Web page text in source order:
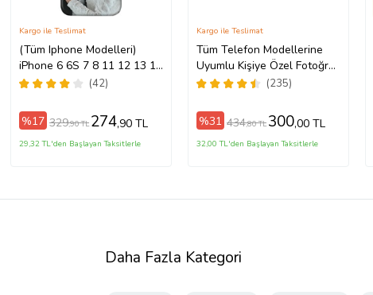
(Tüm Iphone Modelleri)
iPhone 6 6S 7 8 11 12 13 14
15 16 17 Pro Max Plus Mini
Fotoğraflı Kılıf
(42)
Kargo ile Teslimat
%17 329,90 TL 274,90 TL
29,32 TL'den Başlayan Taksitlerle
Tüm Telefon Modellerine
Uyumlu Kişiye Özel Fotoğraf
Baskılı Telefon Kılıfı
(235)
Kargo ile Teslimat
%31 434,80 TL 300,00 TL
32,00 TL'den Başlayan Taksitlerle
Daha Fazla Kategori